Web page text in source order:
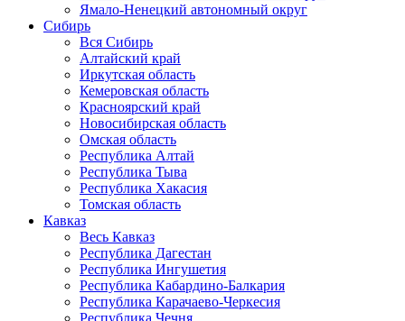
Ямало-Ненецкий автономный округ
Сибирь
Вся Сибирь
Алтайский край
Иркутская область
Кемеровская область
Красноярский край
Новосибирская область
Омская область
Республика Алтай
Республика Тыва
Республика Хакасия
Томская область
Кавказ
Весь Кавказ
Республика Дагестан
Республика Ингушетия
Республика Кабардино-Балкария
Республика Карачаево-Черкесия
Республика Чечня